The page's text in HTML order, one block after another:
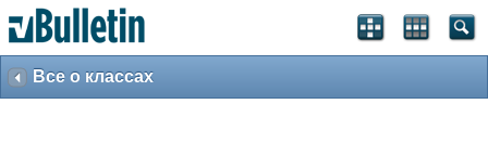
Все о классах